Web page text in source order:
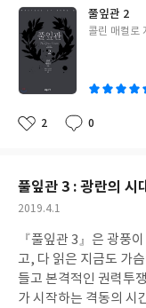
산타 마리아 델 피오레
라갔다가 산 조반니 세
갤러리에서 엄청난 대
지금 생각해도 안타깝
는데 마사초의 그림을
「체나콜로 순례길 :
가장 위대한 자가 될거
한 일들이 펼쳐질까?
자질을 드러내며 주목을 끌기 시작한다
만 읽고 좀 쉬려고 했
게 되었다. 원래 역사소설을 좋아하기도 하지만 저자가 손으로 직접
그린 인물화와 지도를
게 된다. 생생하게 살
루고자 노심초사했고,
었건만, 너무 안일했던
게 되었으니 말이다. 드루수스의 죽음으로 평화보다는 전쟁이 일상
사리사욕만 챙기는 무
들과 백성들의 희생은
내던 술라가 뇌졸중으
인자로 향하는 길에 서
대한 정신은 없는 인물
집정관 살해 혐의를
리는 모습을 보면 어쩔
들들을 사형에 처한 브루
풀잎관을 썼고, 집정관
풀잎관 2
글
콜린 매컬로
좋
2
댓
0
작
풀잎관 3 : 광란의 시
작
일
2019.4.1
『풀잎관 3』은 광풍
고, 다 읽은 지금도 가
들고 본격적인 권력투
가 시작하는 격동의 시간이었다. 술라는 운명의